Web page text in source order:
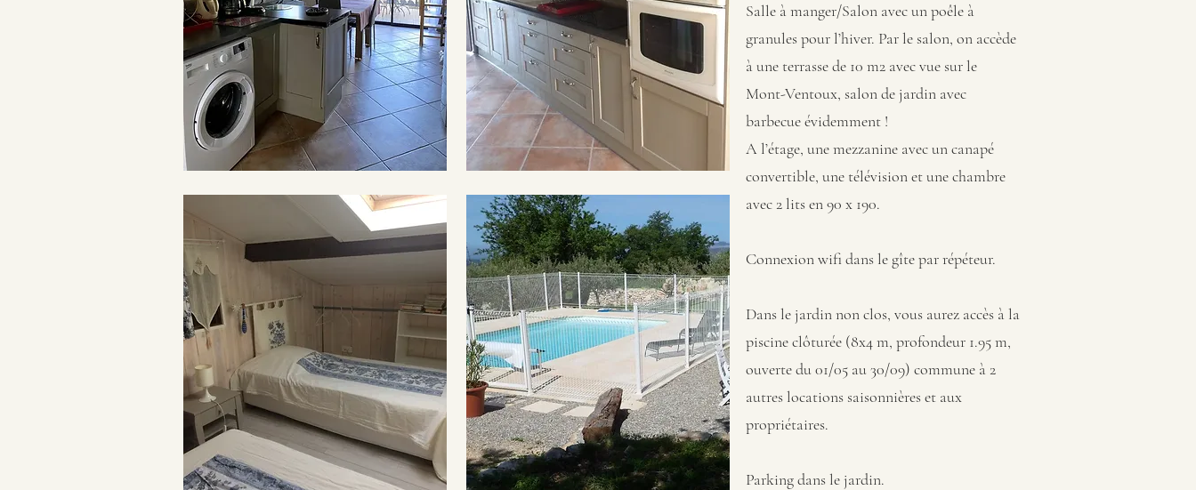
Salle à manger/Salon avec un poêle à
granules pour l’hiver. Par le salon, on accède
à une terrasse de 10 m2 avec vue sur le
Mont-Ventoux, salon de jardin avec
barbecue évidemment !
A l’étage, une mezzanine avec un canapé
convertible, une télévision et une chambre
avec 2 lits en 90 x 190.
Connexion wifi dans le gîte par répéteur.
Dans le jardin non clos, vous aurez accès à la
piscine clôturée (8x4 m, profondeur 1.95 m,
ouverte du 01/05 au 30/09) commune à 2
autres locations saisonnières et aux
propriétaires.
Parking dans le jardin.